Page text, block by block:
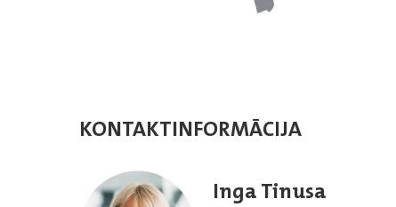
KONTAKTINFORMĀCIJA
Inga Tinusa